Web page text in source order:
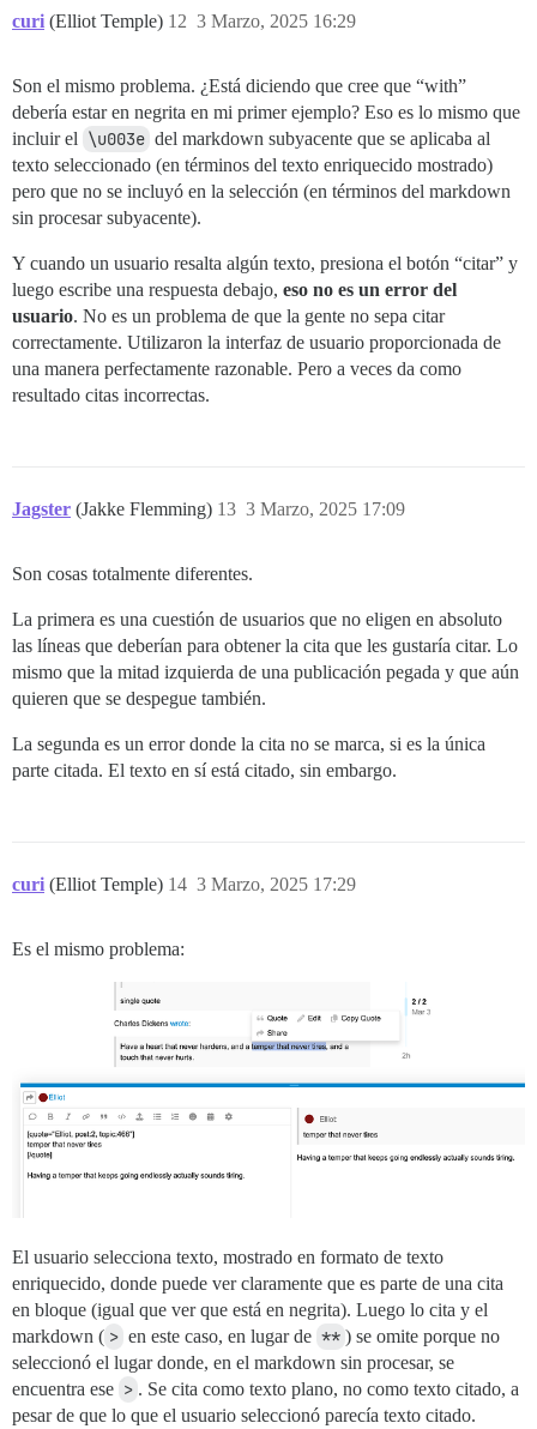
curi (Elliot Temple) 3 Marzo, 2025 16:29
12
Son el mismo problema. ¿Está diciendo que cree que “with”
debería estar en negrita en mi primer ejemplo? Eso es lo mismo que
incluir el \u003e del markdown subyacente que se aplicaba al
texto seleccionado (en términos del texto enriquecido mostrado)
pero que no se incluyó en la selección (en términos del markdown
sin procesar subyacente).
Y cuando un usuario resalta algún texto, presiona el botón “citar” y
luego escribe una respuesta debajo, eso no es un error del
usuario. No es un problema de que la gente no sepa citar
correctamente. Utilizaron la interfaz de usuario proporcionada de
una manera perfectamente razonable. Pero a veces da como
resultado citas incorrectas.
Jagster (Jakke Flemming) 3 Marzo, 2025 17:09
13
Son cosas totalmente diferentes.
La primera es una cuestión de usuarios que no eligen en absoluto
las líneas que deberían para obtener la cita que les gustaría citar. Lo
mismo que la mitad izquierda de una publicación pegada y que aún
quieren que se despegue también.
La segunda es un error donde la cita no se marca, si es la única
parte citada. El texto en sí está citado, sin embargo.
curi (Elliot Temple) 3 Marzo, 2025 17:29
14
Es el mismo problema:
El usuario selecciona texto, mostrado en formato de texto
enriquecido, donde puede ver claramente que es parte de una cita
en bloque (igual que ver que está en negrita). Luego lo cita y el
markdown ( > en este caso, en lugar de ** ) se omite porque no
seleccionó el lugar donde, en el markdown sin procesar, se
encuentra ese > . Se cita como texto plano, no como texto citado, a
pesar de que lo que el usuario seleccionó parecía texto citado.